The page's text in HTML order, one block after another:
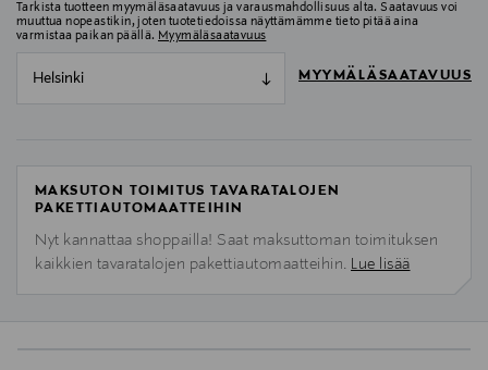
Tarkista tuotteen myymäläsaatavuus ja varausmahdollisuus alta. Saatavuus voi
muuttua nopeastikin, joten tuotetiedoissa näyttämämme tieto pitää aina
varmistaa paikan päällä. Myymäläsaatavuus
Helsinki MYYMÄLÄSAATAVUUS
MAKSUTON TOIMITUS TAVARATALOJEN
PAKETTIAUTOMAATTEIHIN
Nyt kannattaa shoppailla! Saat maksuttoman toimituksen
kaikkien tavaratalojen pakettiautomaatteihin. Lue lisää